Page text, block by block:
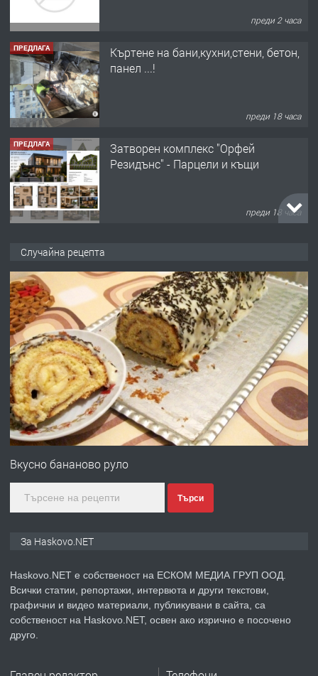
преди 2 часа
ПРЕДЛАГА
Къртене на бани,кухни,стени, бетон,
панел ...!
преди 18 часа
ПРЕДЛАГА
Затворен комплекс "Орфей
Резидънс" - Парцели и къщи
преди 18 часа
537 426
преди 18 часа
ПРЕДЛАГА
Давам обзаведено жилище за жена
без брокери 0889 537 426
преди 18 часа
ПРЕДЛАГА Под НАЕМ двустаен Орфей
преди 3 дни
ПРЕДЛАГА
🔑 ОБЗАВЕДЕНА ГАРСОНИЕРА ПОД
Случайна рецепта
Вкусно бананово руло
Търси
За Haskovo.NET
Haskovo.NET е собственост на ЕСКОМ МЕДИА ГРУП ООД.
Всички статии, репортажи, интервюта и други текстови,
графични и видео материали, публикувани в сайта, са
собственост на Haskovo.NET, освен ако изрично е посочено
друго.